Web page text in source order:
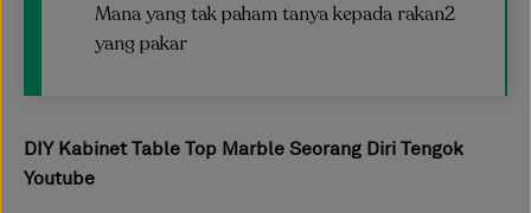
Mana yang tak paham tanya kepada rakan2
yang pakar
DIY Kabinet Table Top Marble Seorang Diri Tengok
Youtube